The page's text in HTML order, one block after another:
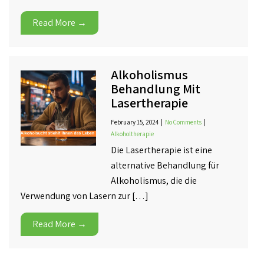
Read More →
Alkoholismus
Behandlung Mit
Lasertherapie
February 15, 2024 No Comments
Alkoholtherapie
Die Lasertherapie ist eine
alternative Behandlung für
Alkoholismus, die die
Verwendung von Lasern zur […]
Read More →